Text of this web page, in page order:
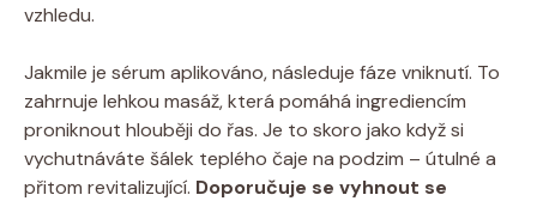
vzhledu.
Jakmile je sérum aplikováno, následuje fáze vniknutí. To
zahrnuje lehkou masáž, která pomáhá ingrediencím
proniknout hlouběji do řas. Je to skoro jako když si
vychutnáváte šálek teplého čaje na podzim – útulné a
přitom revitalizující. Doporučuje se vyhnout se